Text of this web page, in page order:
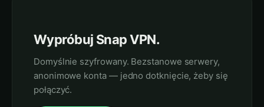
Wypróbuj Snap VPN.
Domyślnie szyfrowany. Bezstanowe serwery,
anonimowe konta — jedno dotknięcie, żeby się
połączyć.